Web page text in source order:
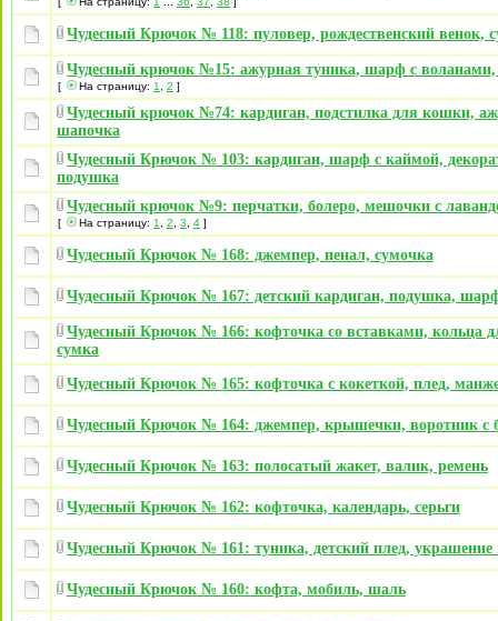
Чудесный Крючок № 118: пуловер, рождественский венок,
Чудесный крючок №15: ажурная туника, шарф с воланами,
[ На страницу: 1 2 ]
Чудесный крючок №74: кардиган, подстилка для кошки,
шапочка
Чудесный Крючок № 103: кардиган, шарф с каймой,
подушка
Чудесный крючок №9: перчатки, болеро, мешочки с
[ На страницу: 1 2 3 4 ]
Чудесный Крючок № 168: джемпер, пенал, сумочка
Чудесный Крючок № 167: детский кардиган, подушка,
Чудесный Крючок № 166: кофточка со вставками, кольца
сумка
Чудесный Крючок № 165: кофточка с кокеткой, плед,
Чудесный Крючок № 164: джемпер, крышечки, воротник с
Чудесный Крючок № 163: полосатый жакет, валик, ремень
Чудесный Крючок № 162: кофточка, календарь, серьги
Чудесный Крючок № 161: туника, детский плед, украшение
Чудесный Крючок № 160: кофта, мобиль, шаль